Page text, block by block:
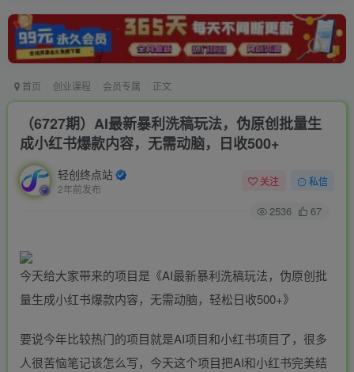
首页 创业课程 会员专属 正文
（6727期）AI最新暴利洗稿玩法，伪原创批量生
成小红书爆款内容，无需动脑，日收500+
轻创终点站
2年前发布
关注 私信
2536 67
今天给大家带来的项目是《AI最新暴利洗稿玩法，伪原创批
量生成小红书爆款内容，无需动脑，轻松日收500+》
要说今年比较热门的项目就是AI项目和小红书项目了，很多
人很苦恼笔记该怎么写，今天这个项目把AI和小红书完美结